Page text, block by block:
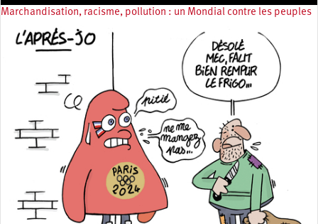
Marchandisation, racisme, pollution : un Mondial contre les peuples